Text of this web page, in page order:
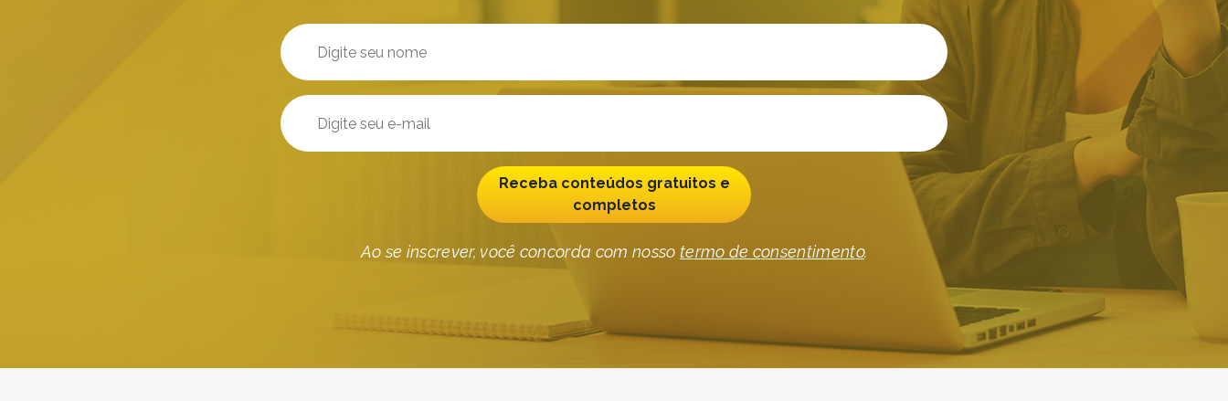
Receba conteúdos gratuitos e
completos
Ao se inscrever, você concorda com nosso termo de consentimento.